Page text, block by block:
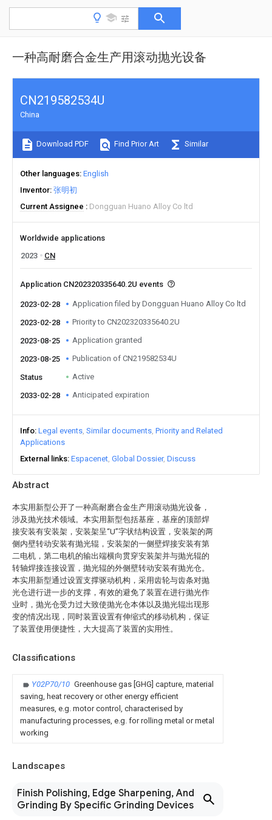
一种高耐磨合金生产用滚动抛光设备
Abstract
本实用新型公开了一种高耐磨合金生产用滚动抛光设备，
涉及抛光技术领域。本实用新型包括基座，基座的顶部焊
接安装有安装架，安装架呈“U”字状结构设置，安装架的两
侧内壁转动安装有抛光辊，安装架的一侧壁焊接安装有第
二电机，第二电机的输出端横向贯穿安装架并与抛光辊的
转轴焊接连接设置，抛光辊的外侧壁转动安装有抛光仓。
本实用新型通过设置支撑驱动机构，采用齿轮与齿条对抛
光仓进行进一步的支撑，有效的避免了装置在进行抛光作
业时，抛光仓受力过大致使抛光仓本体以及抛光辊出现形
变的情况出现，同时装置设置有伸缩式的移动机构，保证
了装置使用便捷性，大大提高了装置的实用性。
Classifications
Y02P70/10 Greenhouse gas [GHG] capture, material
saving, heat recovery or other energy efficient
measures, e.g. motor control, characterised by
manufacturing processes, e.g. for rolling metal or metal
working
Landscapes
Finish Polishing, Edge Sharpening, And
Grinding By Specific Grinding Devices
CN219582534U
China
Download PDF Find Prior Art Similar
Other languages English
Inventor 张明初
Current Assignee
Dongguan Huano Alloy Co ltd
Worldwide applications
2023
CN
Application CN202320335640.2U events
2023-02-28 Application filed by Dongguan Huano Alloy Co ltd
2023-02-28 Priority to CN202320335640.2U
2023-08-25 Application granted
2023-08-25 Publication of CN219582534U
Status Active
2033-02-28 Anticipated expiration
Info Legal events Similar documents Priority and Related
Applications
External links Espacenet Global Dossier Discuss